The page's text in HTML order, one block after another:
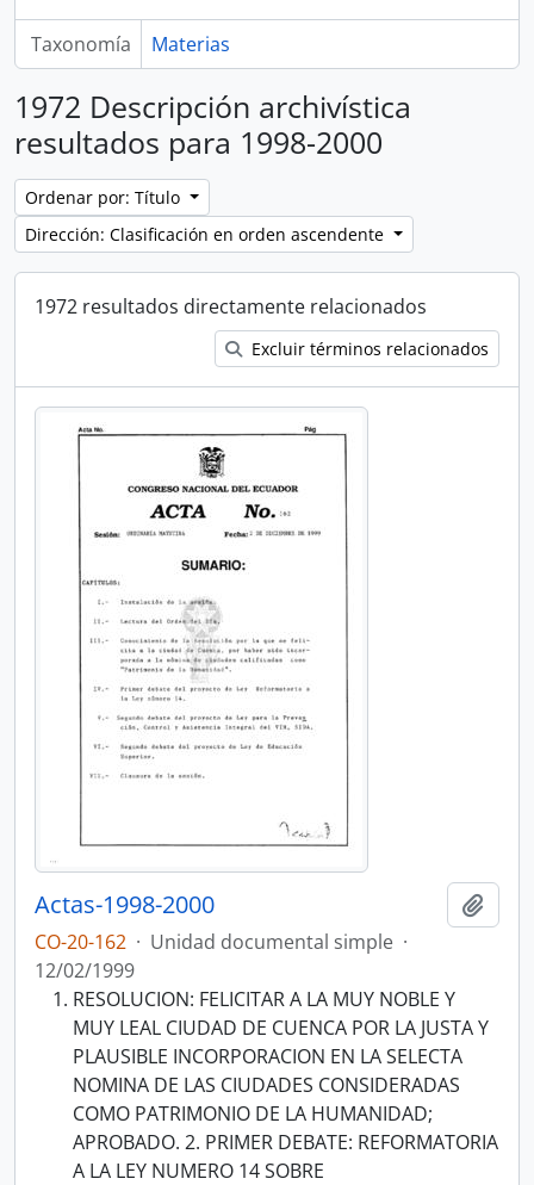
Taxonomía Materias
1972 Descripción archivística
resultados para 1998-2000
Ordenar por: Título
Dirección: Clasificación en orden ascendente
1972 resultados directamente relacionados
Excluir términos relacionados
Actas-1998-2000
CO-20-162 · Unidad documental simple ·
12/02/1999
RESOLUCION: FELICITAR A LA MUY NOBLE Y
MUY LEAL CIUDAD DE CUENCA POR LA JUSTA Y
PLAUSIBLE INCORPORACION EN LA SELECTA
NOMINA DE LAS CIUDADES CONSIDERADAS
COMO PATRIMONIO DE LA HUMANIDAD;
APROBADO. 2. PRIMER DEBATE: REFORMATORIA
A LA LEY NUMERO 14 SOBRE